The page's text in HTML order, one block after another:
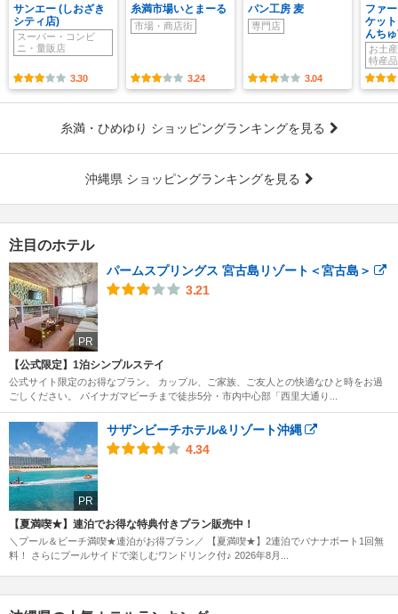
サンエー (しおざき
シティ店)
スーパー・コンビ
ニ・量販店
3.30
糸満市場いとまーる
市場・商店街
3.24
パン工房 麦
専門店
3.04
ファ
ケッ
んち
お土
特産品
糸満・ひめゆり ショッピングランキングを見る
沖縄県 ショッピングランキングを見る
注目のホテル
PR
パームスプリングス 宮古島リゾート＜宮古島＞
3.21
【公式限定】1泊シンプルステイ
公式サイト限定のお得なプラン。 カップル、ご家族、ご友人との快適なひと時をお過
ごしください。 パイナガマビーチまで徒歩5分・市内中心部「西里大通り...
PR
サザンビーチホテル&リゾート沖縄
4.34
【夏満喫★】連泊でお得な特典付きプラン販売中！
＼プール＆ビーチ満喫★連泊がお得プラン／ 【夏満喫★】2連泊でバナナボート1回無
料！ さらにプールサイドで楽しむワンドリンク付♪ 2026年8月...